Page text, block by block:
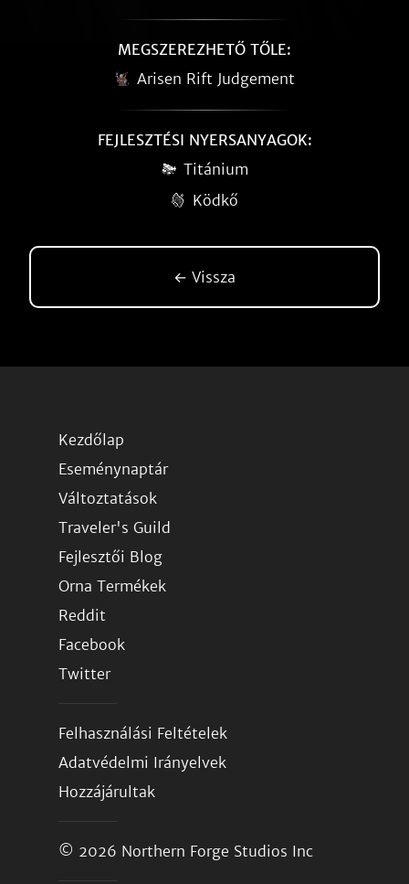
MEGSZEREZHETŐ TŐLE:
Arisen Rift Judgement
FEJLESZTÉSI NYERSANYAGOK:
Titánium
Ködkő
← Vissza
Kezdőlap
Eseménynaptár
Változtatások
Traveler's Guild
Fejlesztői Blog
Orna Termékek
Reddit
Facebook
Twitter
Felhasználási Feltételek
Adatvédelmi Irányelvek
Hozzájárultak
© 2026 Northern Forge Studios Inc